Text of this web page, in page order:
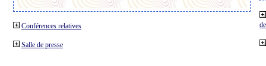
Conférences relatives
Salle de presse